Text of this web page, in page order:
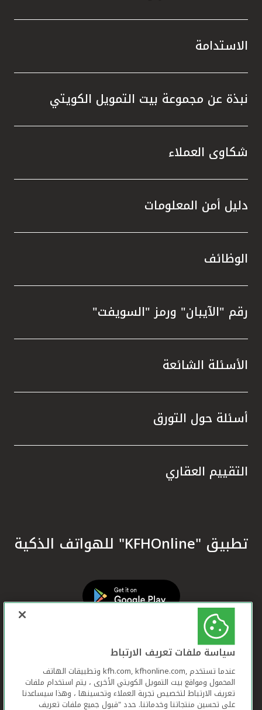
الاستدامة
نبذة عن مجموعة بيت التمويل الكويتي
شكاوى العملاء
دليل أمن المعلومات
الوظائف
رقم "الآيبان" ورمز "السويفت"
الأسئلة الشائعة
أسئلة حول التورق
التقييم العقاري
تطبيق "KFHOnline" للهواتف الذكية
سياسة ملفات تعريف الارتباط
عندما تستخدم ,kfh.com, kfhonline.com وتطبيقات الهاتف
المحمول ومواقع بيت التمويل الكويتي الأخرى ، يتم استخدام ملفات
تعريف الارتباط لتخصيص تجربة العملاء وتحسينها ، وهذا سيساعدنا
على تحسين منتجاتنا وخدماتنا. حدد "قبول جميع ملفات تعريف